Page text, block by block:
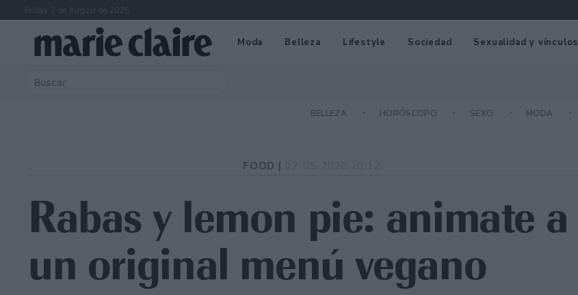
Friday 7 de August de 2026
Moda Belleza Lifestyle Sociedad Sexualidad y vínculos
BELLEZA HORÓSCOPO SEXO MODA
FOOD |
Rabas y lemon pie: animate a
un original menú vegano